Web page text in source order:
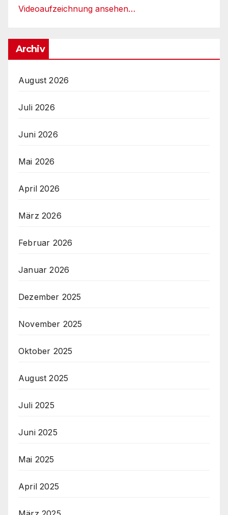
Videoaufzeichnung ansehen…
Archiv
August 2026
Juli 2026
Juni 2026
Mai 2026
April 2026
März 2026
Februar 2026
Januar 2026
Dezember 2025
November 2025
Oktober 2025
August 2025
Juli 2025
Juni 2025
Mai 2025
April 2025